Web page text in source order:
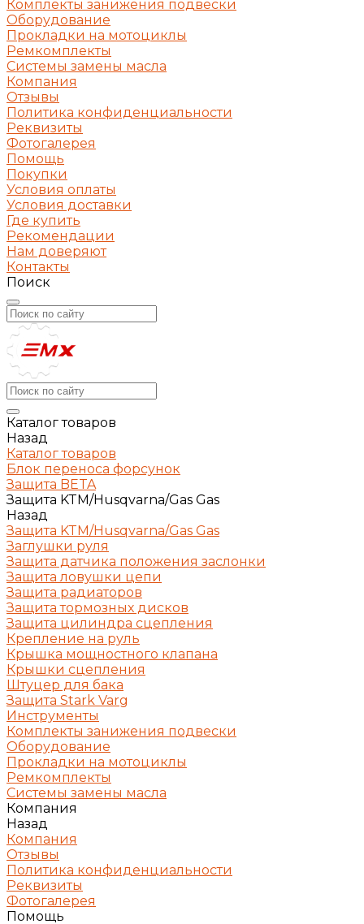
Комплекты занижения подвески
Оборудование
Прокладки на мотоциклы
Ремкомплекты
Системы замены масла
Компания
Отзывы
Политика конфиденциальности
Реквизиты
Фотогалерея
Помощь
Покупки
Условия оплаты
Условия доставки
Где купить
Рекомендации
Нам доверяют
Контакты
Поиск
Каталог товаров
Назад
Каталог товаров
Блок переноса форсунок
Защита BETA
Защита KTM/Husqvarna/Gas Gas
Назад
Защита KTM/Husqvarna/Gas Gas
Заглушки руля
Защита датчика положения заслонки
Защита ловушки цепи
Защита радиаторов
Защита тормозных дисков
Защита цилиндра сцепления
Крепление на руль
Крышка мощностного клапана
Крышки сцепления
Штуцер для бака
Защита Stark Varg
Инструменты
Комплекты занижения подвески
Оборудование
Прокладки на мотоциклы
Ремкомплекты
Системы замены масла
Компания
Назад
Компания
Отзывы
Политика конфиденциальности
Реквизиты
Фотогалерея
Помощь